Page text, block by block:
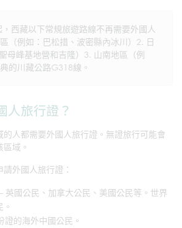
西藏以下常規旅遊路線不再需要外國人
（例如：巴松措、波密縣內冰川）2. 日
母峰基地營和吉隆）3. 山南地區（例
的川藏公路G318線。
人旅行證？
的人都需要外國人旅行證。無證旅行可能會
域。
外國人旅行證：
英國公民、加拿大公民、美國公民等。世界
證的海外中國公民。